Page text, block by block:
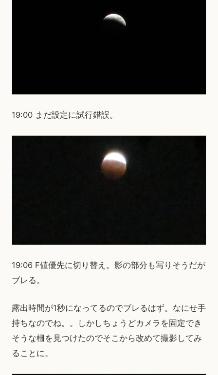
19:00 まだ設定に試行錯誤。
19:06 F値優先に切り替え。影の部分も写りそうだが
ブレる。
露出時間が1秒になってるのでブレるはず。なにせ手
持ちなのでね。。しかしちょうどカメラを固定でき
そうな柵を見つけたのでそこから改めて撮影してみ
ることに。